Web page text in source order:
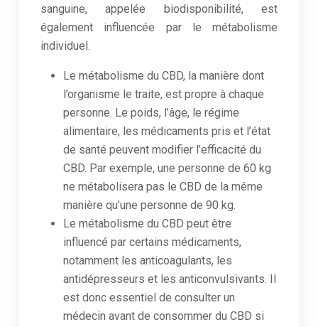
sanguine, appelée biodisponibilité, est
également influencée par le métabolisme
individuel.
Le métabolisme du CBD, la manière dont
l’organisme le traite, est propre à chaque
personne. Le poids, l’âge, le régime
alimentaire, les médicaments pris et l’état
de santé peuvent modifier l’efficacité du
CBD. Par exemple, une personne de 60 kg
ne métabolisera pas le CBD de la même
manière qu’une personne de 90 kg.
Le métabolisme du CBD peut être
influencé par certains médicaments,
notamment les anticoagulants, les
antidépresseurs et les anticonvulsivants. Il
est donc essentiel de consulter un
médecin avant de consommer du CBD si